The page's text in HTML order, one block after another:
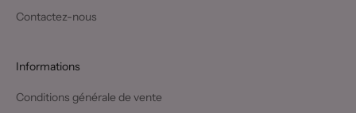
Contactez-nous
Informations
Conditions générale de vente